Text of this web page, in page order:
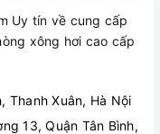
Uy tín về cung cấp
xông hơi cao cấp
Thanh Xuân, Hà Nội
13, Quận Tân Bình,